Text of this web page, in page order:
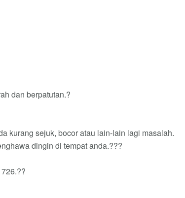
dan berpatutan.?
kurang sejuk, bocor atau lain-lain lagi masalah.
dingin di tempat anda.???